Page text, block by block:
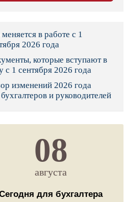
и указы
России
в работе с 1
2026 года
которые вступают в
с 1 сентября 2026 года
изменений 2026 года
и руководителей
08
августа
для бухгалтера